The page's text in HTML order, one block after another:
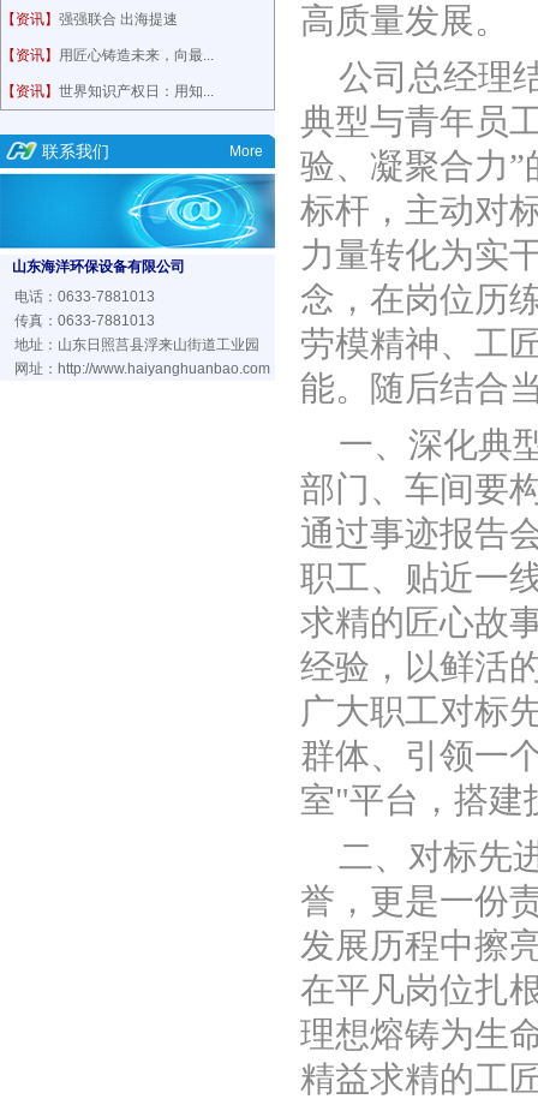
【资讯】 强强联合 出海提速
【资讯】 用匠心铸造未来，向最...
【资讯】 世界知识产权日：用知...
联系我们 More
山东海洋环保设备有限公司
电话：0633-7881013
传真：0633-7881013
地址：山东日照莒县浮来山街道工业园
网址： http://www.haiyanghuanbao.com
高质量发展。
公司总经理
典型与青年员
验、凝聚合力
标杆，主动对
力量转化为实
念，在岗位历
劳模精神、工
能。随后结合
一、深化典
部门、车间要
通过事迹报告
职工、贴近一
求精的匠心故
经验，以鲜活
广大职工对标
群体、引领一
室"平台，搭建
二、对标先
誉，更是一份
发展历程中擦
在平凡岗位扎
理想熔铸为生
精益求精的工